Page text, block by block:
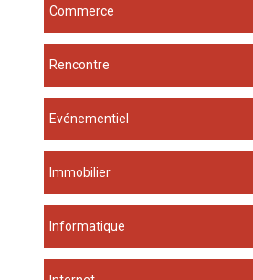
Commerce
Rencontre
Evénementiel
Immobilier
Informatique